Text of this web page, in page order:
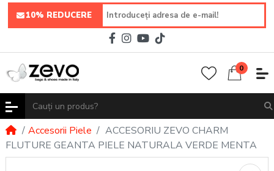
10% REDUCERE
0
Accesorii Piele
ACCESORIU ZEVO CHARM
FLUTURE GEANTA PIELE NATURALA VERDE MENTA